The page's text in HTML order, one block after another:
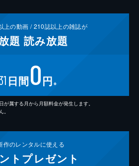
上の動画 /210誌以上の雑誌が
題 読み放題
日間0円 ※
属する月から月額料金が発生します。
作のレンタルに使える
ト プレゼント